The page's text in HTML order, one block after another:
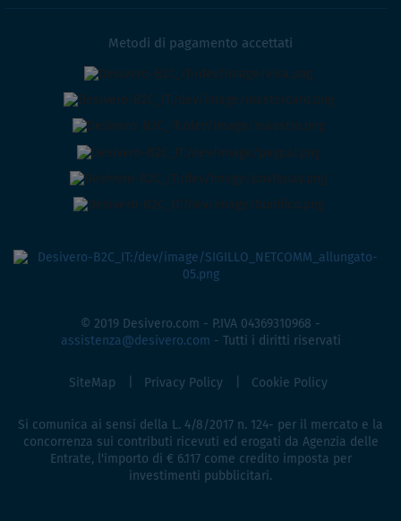
Metodi di pagamento accettati
© 2019 Desivero.com - P.IVA 04369310968 -
assistenza@desivero.com - Tutti i diritti riservati
SiteMap Privacy Policy Cookie Policy
Si comunica ai sensi della L. 4/8/2017 n. 124- per il mercato e la
concorrenza sui contributi ricevuti ed erogati da Agenzia delle
Entrate, l'importo di € 6.117 come credito imposta per
investimenti pubblicitari.